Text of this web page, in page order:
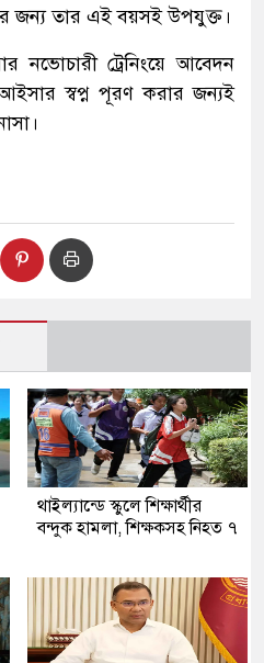
জন্য তার এই বয়সই উপযুক্ত।
নভোচারী ট্রেনিংয়ে আবেদন
স্বপ্ন পূরণ করার জন্যই
থাইল্যান্ডে স্কুলে শিক্ষার্থীর
বন্দুক হামলা, শিক্ষকসহ নিহত ৭